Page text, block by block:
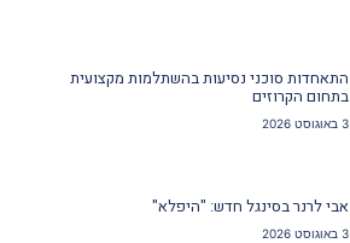
התאחדות סוכני נסיעות בהשתלמות מקצועית
בתחום הקרוזים
3 באוגוסט 2026
אבי לרנר בסינגל חדש: "היפלא"
3 באוגוסט 2026